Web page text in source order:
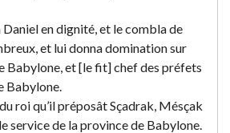
en dignité, et le combla de
et lui donna domination sur
Babylone, et [le fit] chef des préfets
Babylone.
roi qu’il préposât Sçadrak, Mésçak
service de la province de Babylone.